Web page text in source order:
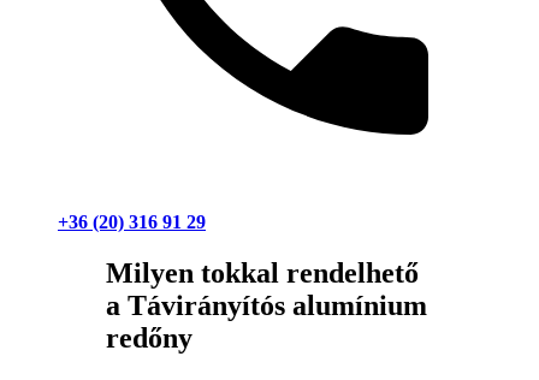
+36 (20) 316 91 29
Milyen tokkal rendelhető
a Távirányítós alumínium
redőny